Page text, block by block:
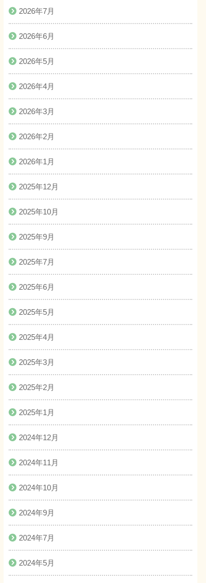
2026年7月
2026年6月
2026年5月
2026年4月
2026年3月
2026年2月
2026年1月
2025年12月
2025年10月
2025年9月
2025年7月
2025年6月
2025年5月
2025年4月
2025年3月
2025年2月
2025年1月
2024年12月
2024年11月
2024年10月
2024年9月
2024年7月
2024年5月